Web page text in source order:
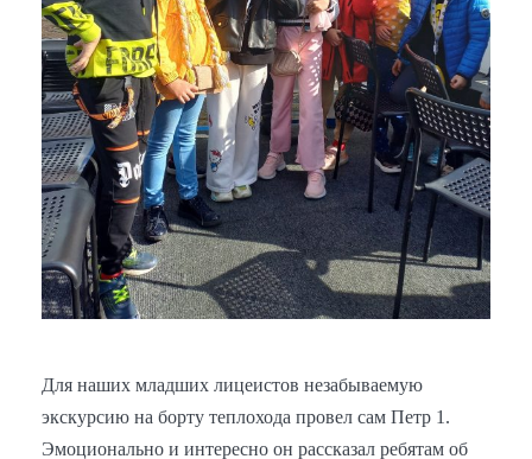
Для наших младших лицеистов незабываемую
экскурсию на борту теплохода провел сам Петр 1.
Эмоционально и интересно он рассказал ребятам об